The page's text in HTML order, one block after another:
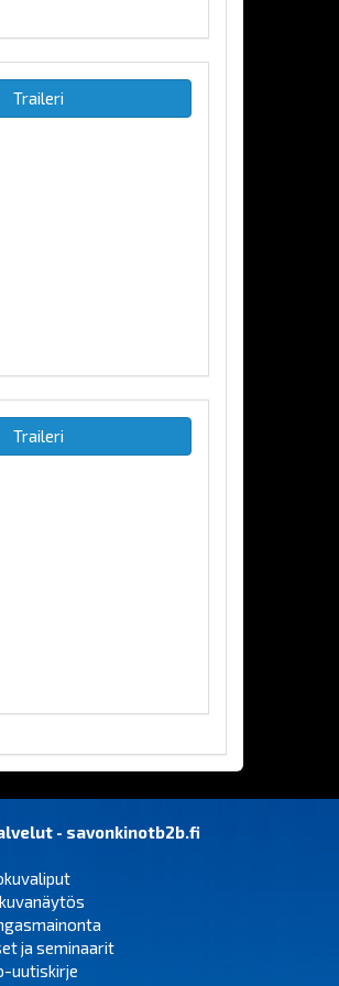
Traileri
Traileri
- savonkinotb2b.fi
ja seminaarit
uutiskirje